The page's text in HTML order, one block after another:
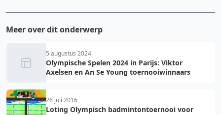
Meer over dit onderwerp
5 augustus 2024
Olympische Spelen 2024 in Parijs: Viktor
Axelsen en An Se Young toernooiwinnaars
26 juli 2016
Loting Olympisch badmintontoernooi voor